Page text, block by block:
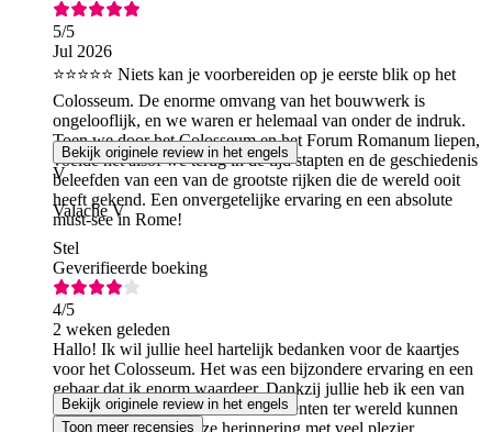
5/5
Jul 2026
⭐⭐⭐⭐⭐ Niets kan je voorbereiden op je eerste blik op het
Colosseum. De enorme omvang van het bouwwerk is
ongelooflijk, en we waren er helemaal van onder de indruk.
Toen we door het Colosseum en het Forum Romanum liepen,
voelde het alsof we terug in de tijd stapten en de geschiedenis
beleefden van een van de grootste rijken die de wereld ooit
heeft gekend. Een onvergetelijke ervaring en een absolute
must-see in Rome!
Bekijk originele review in het engels
V
Valache V
Stel
Geverifieerde boeking
4/5
2 weken geleden
Hallo! Ik wil jullie heel hartelijk bedanken voor de kaartjes
voor het Colosseum. Het was een bijzondere ervaring en een
gebaar dat ik enorm waardeer. Dankzij jullie heb ik een van
de meest indrukwekkende monumenten ter wereld kunnen
bezoeken en ik zal deze herinnering met veel plezier
Bekijk originele review in het engels
Toon meer recensies